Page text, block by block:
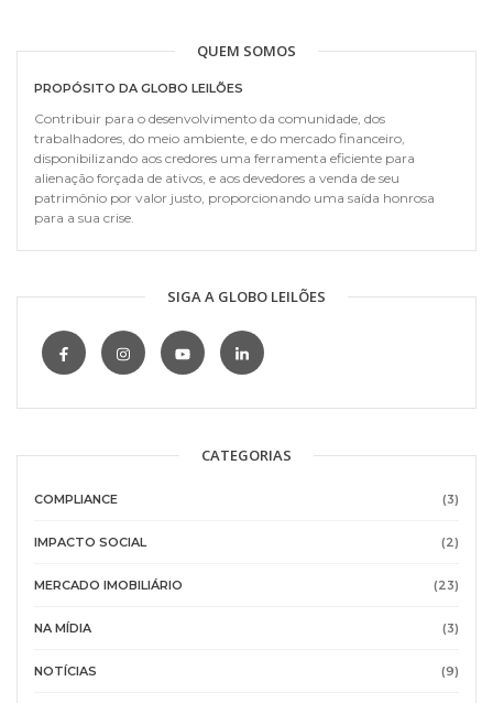
QUEM SOMOS
PROPÓSITO DA GLOBO LEILÕES
Contribuir para o desenvolvimento da comunidade, dos
trabalhadores, do meio ambiente, e do mercado financeiro,
disponibilizando aos credores uma ferramenta eficiente para
alienação forçada de ativos, e aos devedores a venda de seu
patrimônio por valor justo, proporcionando uma saída honrosa
para a sua crise.
SIGA A GLOBO LEILÕES
CATEGORIAS
COMPLIANCE (3)
IMPACTO SOCIAL (2)
MERCADO IMOBILIÁRIO (23)
NA MÍDIA (3)
NOTÍCIAS (9)